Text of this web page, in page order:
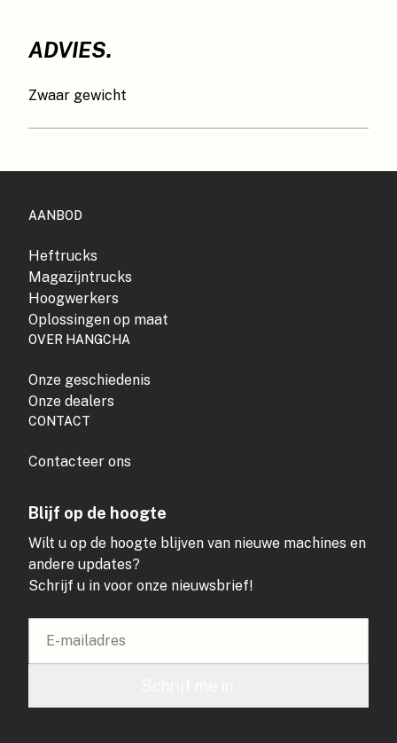
ADVIES.
Zwaar gewicht
AANBOD
Heftrucks
Magazijntrucks
Hoogwerkers
Oplossingen op maat
OVER HANGCHA
Onze geschiedenis
Onze dealers
CONTACT
Contacteer ons
Blijf op de hoogte
Wilt u op de hoogte blijven van nieuwe machines en
andere updates?
Schrijf u in voor onze nieuwsbrief!